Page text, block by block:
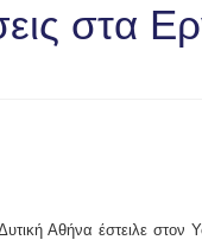
στα
Αθήνα έστειλε